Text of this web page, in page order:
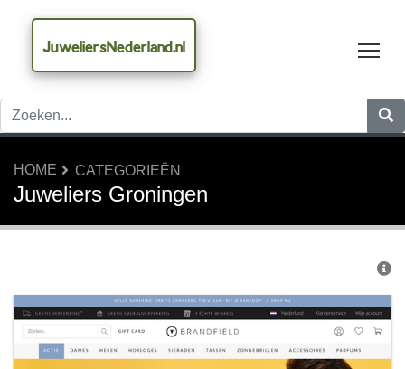
JuweliersNederland.nl
HOME CATEGORIEËN
Juweliers Groningen